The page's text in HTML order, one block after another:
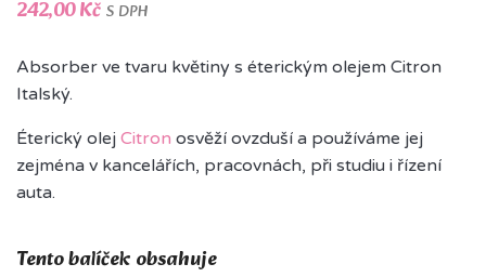
242,00 Kč S DPH
Absorber ve tvaru květiny s éterickým olejem Citron
Italský.
Éterický olej Citron osvěží ovzduší a používáme jej
zejména v kancelářích, pracovnách, při studiu i řízení
auta.
Tento balíček obsahuje